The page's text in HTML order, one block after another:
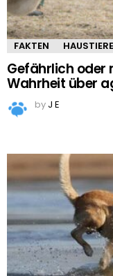
FAKTEN HAUSTIERE
Gefährlich oder
Wahrheit über
by J E